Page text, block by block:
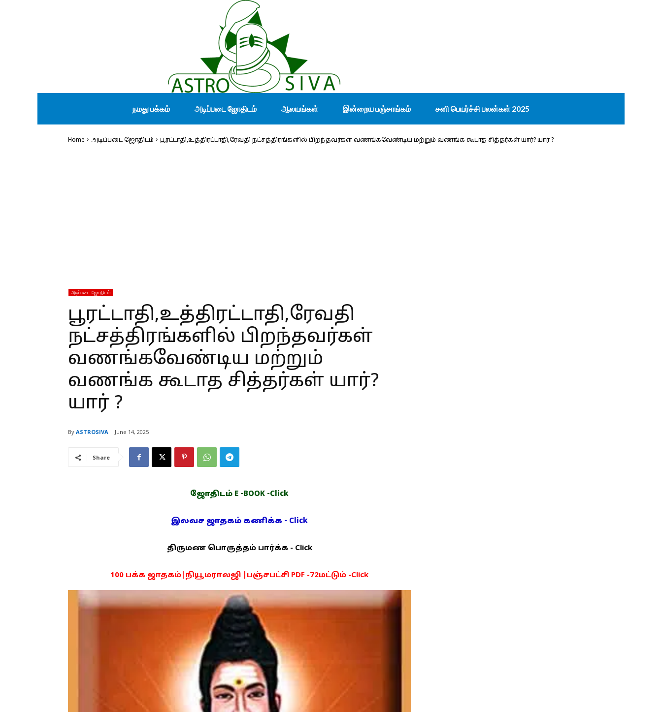
நமது பக்கம் அடிப்படை ஜோதிடம் ஆலயங்கள் இன்றைய பஞ்சாங்கம் சனி பெயர்ச்சி பலன்கள் 2025
Home அடிப்படை ஜோதிடம் பூரட்டாதி,உத்திரட்டாதி,ரேவதி நட்சத்திரங்களில் பிறந்தவர்கள் வணங்கவேண்டிய மற்றும் வணங்க கூடாத சித்தர்கள் யார்? யார் ?
அடிப்படை ஜோதிடம்
பூரட்டாதி,உத்திரட்டாதி,ரேவதி
நட்சத்திரங்களில் பிறந்தவர்கள்
வணங்கவேண்டிய மற்றும்
வணங்க கூடாத சித்தர்கள் யார்?
யார் ?
By ASTROSIVA June 14, 2025
Share
ஜோதிடம் E -BOOK -Click
இலவச ஜாதகம் கணிக்க - Click
திருமண பொருத்தம் பார்க்க - Click
100 பக்க ஜாதகம்|நியூமராலஜி |பஞ்சபட்சி PDF -72மட்டும் -Click